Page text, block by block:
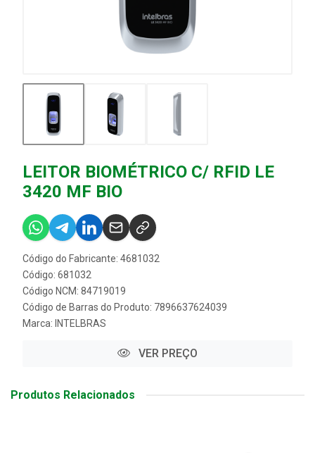
LEITOR BIOMÉTRICO C/ RFID LE
3420 MF BIO
Código do Fabricante: 4681032
Código: 681032
Código NCM: 84719019
Código de Barras do Produto: 7896637624039
Marca: INTELBRAS
VER PREÇO
Produtos Relacionados